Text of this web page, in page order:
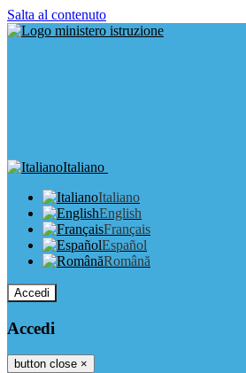
Salta al contenuto
Italiano
Italiano
English
Français
Español
Română
Accedi
Accedi
button close ×